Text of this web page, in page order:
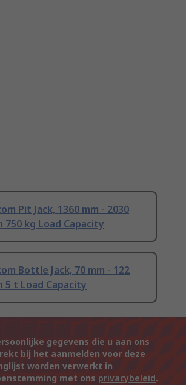
Pit Jack, 1360 mm - 2030
750 kg Load Capacity
Bottle Jack, 70 mm - 122
5 t Load Capacity
gegevens die u aan ons
bij het aanmelden voor deze
worden verwerkt in
met ons privacybeleid.